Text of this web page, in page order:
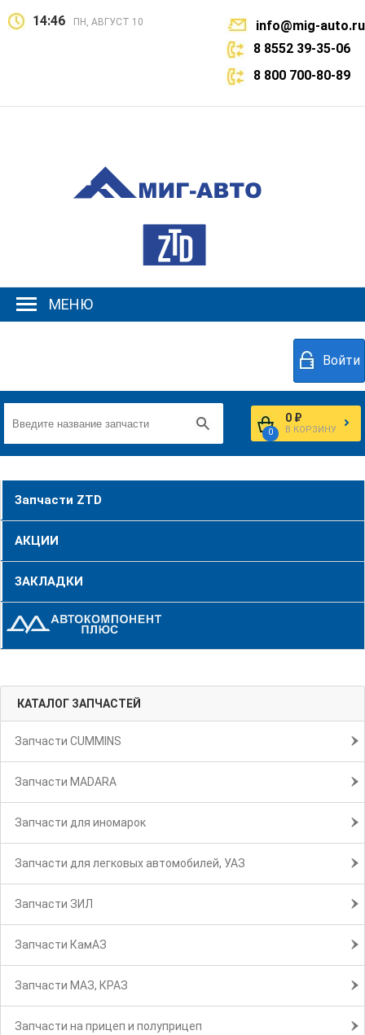
14:46 ПН, АВГУСТ 10
info@mig-auto.ru
8 8552 39-35-06
8 800 700-80-89
МЕНЮ
Войти
0
0 ₽
В КОРЗИНУ
Запчасти ZTD
АКЦИИ
ЗАКЛАДКИ
КАТАЛОГ ЗАПЧАСТЕЙ
Запчасти CUMMINS
Запчасти MADARA
Запчасти для иномарок
Запчасти для легковых автомобилей, УАЗ
Запчасти ЗИЛ
Запчасти КамАЗ
Запчасти МАЗ, КРАЗ
Запчасти на прицеп и полуприцеп